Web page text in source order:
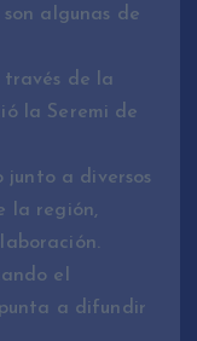
algunas de
través de la
la Seremi de
junto a diversos
la región,
el
a difundir